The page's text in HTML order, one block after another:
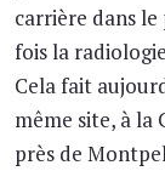
carrière dans
fois la
Cela fait
même site, à la
près de